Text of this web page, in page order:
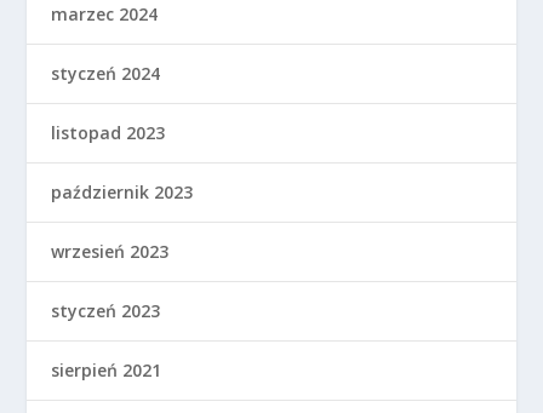
marzec 2024
styczeń 2024
listopad 2023
październik 2023
wrzesień 2023
styczeń 2023
sierpień 2021